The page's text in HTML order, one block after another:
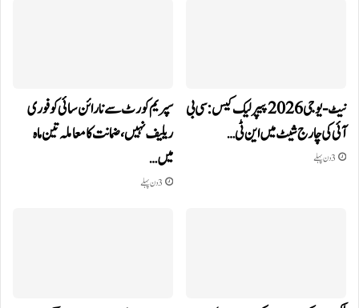
نیٹ-یو جی 2026 پیپر لیک کیس: سی بی
آئی کی چارج شیٹ میں این ٹی…
3 دن پہلے
سپریم کورٹ سے نارائن سائی کو فوری
ریلیف نہیں، ضمانت کا معاملہ تین ماہ
میں…
3 دن پہلے